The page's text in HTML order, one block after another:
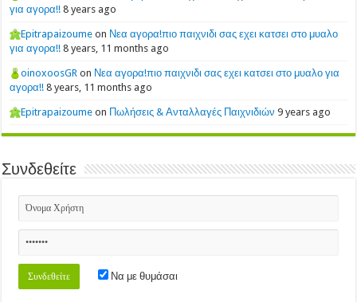
για αγορα!! 8 years ago
Epitrapaizoume on Νεα αγορα!πιο παιχνιδι σας εχει κατσει στο μυαλο
για αγορα!! 8 years, 11 months ago
oinoxoosGR on Νεα αγορα!πιο παιχνιδι σας εχει κατσει στο μυαλο για
αγορα!! 8 years, 11 months ago
Epitrapaizoume on Πωλήσεις & Ανταλλαγές Παιχνιδιών 9 years ago
Συνδεθείτε
Να με θυμάσαι